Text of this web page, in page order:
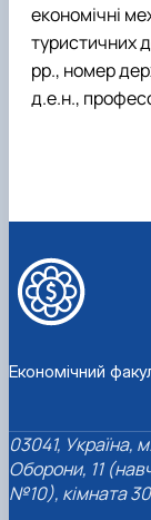
економічні
туристичних
рр., номер
д.е.н.,
Економічний
03041, Україна,
Оборони, 11
№10), кімната